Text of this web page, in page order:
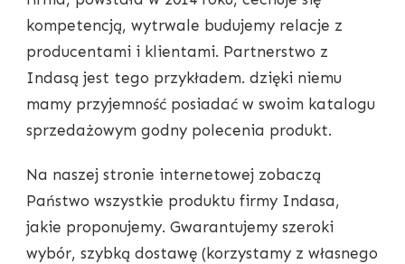
kompetencją, wytrwale budujemy relacje z
producentami i klientami. Partnerstwo z
Indasą jest tego przykładem. dzięki niemu
mamy przyjemność posiadać w swoim katalogu
sprzedażowym godny polecenia produkt.
Na naszej stronie internetowej zobaczą
Państwo wszystkie produktu firmy Indasa,
jakie proponujemy. Gwarantujemy szeroki
wybór, szybką dostawę (korzystamy z własnego